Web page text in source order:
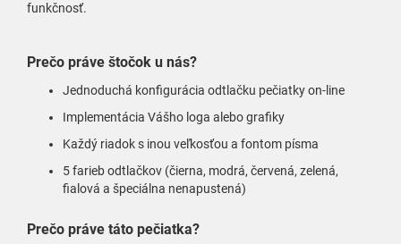
funkčnosť.
Prečo práve štočok u nás?
Jednoduchá konfigurácia odtlačku pečiatky on-line
Implementácia Vášho loga alebo grafiky
Každý riadok s inou veľkosťou a fontom písma
5 farieb odtlačkov (čierna, modrá, červená, zelená,
fialová a špeciálna nenapustená)
Prečo práve táto pečiatka?